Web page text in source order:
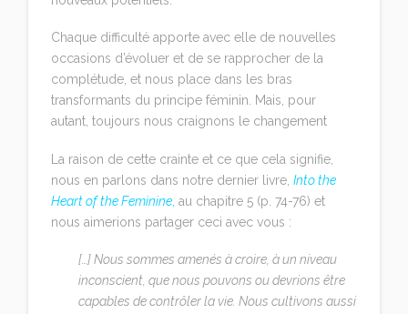
Chaque difficulté apporte avec elle de nouvelles
occasions d’évoluer et de se rapprocher de la
complétude, et nous place dans les bras
transformants du principe féminin. Mais, pour
autant, toujours nous craignons le changement
La raison de cette crainte et ce que cela signifie,
nous en parlons dans notre dernier livre,Into the
Heart of the Feminine au chapitre 5 (p. 74-76) et
nous aimerions partager ceci avec vous :
[…] Nous sommes amenés à croire, à un niveau
inconscient, que nous pouvons ou devrions être
capables de contrôler la vie. Nous cultivons aussi